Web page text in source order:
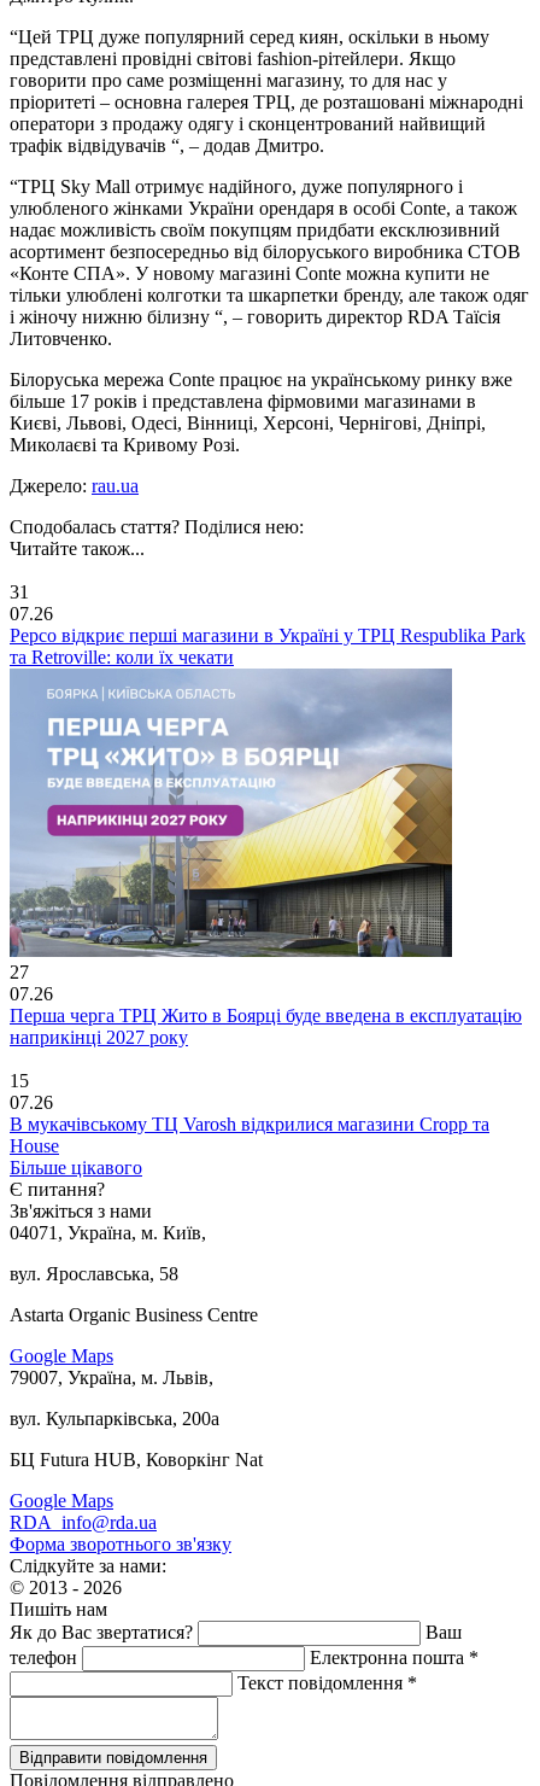
“Цей ТРЦ дуже популярний серед киян, оскільки в ньому
представлені провідні світові fashion-рітейлери. Якщо
говорити про саме розміщенні магазину, то для нас у
пріоритеті – основна галерея ТРЦ, де розташовані міжнародні
оператори з продажу одягу і сконцентрований найвищий
трафік відвідувачів “, – додав Дмитро.
“ТРЦ Sky Mall отримує надійного, дуже популярного і
улюбленого жінками України орендаря в особі Conte, а також
надає можливість своїм покупцям придбати ексклюзивний
асортимент безпосередньо від білоруського виробника СТОВ
«Конте СПА». У новому магазині Conte можна купити не
тільки улюблені колготки та шкарпетки бренду, але також одяг
і жіночу нижню білизну “, – говорить директор RDA Таїсія
Литовченко.
Білоруська мережа Conte працює на українському ринку вже
більше 17 років і представлена фірмовими магазинами в
Києві, Львові, Одесі, Вінниці, Херсоні, Чернігові, Дніпрі,
Миколаєві та Кривому Розі.
Джерело: rau.ua
Сподобалась стаття? Поділися нею:
Читайте також...
31
07.26
Pepco відкриє перші магазини в Україні у ТРЦ Respublika Park
та Retroville: коли їх чекати
27
07.26
Перша черга ТРЦ Жито в Боярці буде введена в експлуатацію
наприкінці 2027 року
15
07.26
В мукачівському ТЦ Varosh відкрилися магазини Cropp та
House
Більше цікавого
Є питання?
Зв'яжіться з нами
04071, Україна, м. Київ,
вул. Ярославська, 58
Astarta Organic Business Centre
Google Maps
79007, Україна, м. Львів,
вул. Кульпарківська, 200а
БЦ Futura HUB, Коворкінг Nat
Google Maps
RDA_info@rda.ua
Форма зворотнього зв'язку
Слідкуйте за нами:
© 2013 - 2026
Пишіть нам
Як до Вас звертатися?
Ваш
телефон
Електронна пошта *
Текст повідомлення *
Повідомлення відправлено